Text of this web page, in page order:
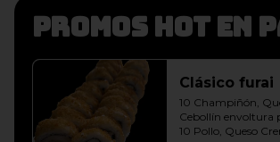
Promos hot en
Clásico furai
10 Champiñón,
Cebollín envoltura
10 Pollo, Queso